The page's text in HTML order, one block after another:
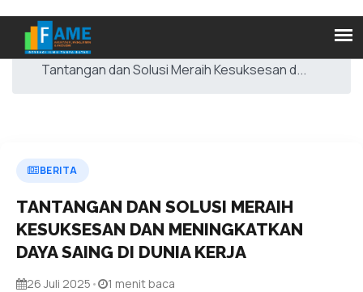
Home
Tantangan dan Solusi Meraih Kesuksesan d...
BERITA
TANTANGAN DAN SOLUSI MERAIH
KESUKSESAN DAN MENINGKATKAN
DAYA SAING DI DUNIA KERJA
26 Juli 2025 • 1 menit baca